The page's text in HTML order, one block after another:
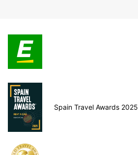
Spain Travel Awards 2025